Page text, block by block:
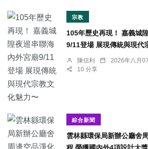
宗教
105年歷史再現！ 嘉義城
9/11登場 展現傳統與現代
陳信利 2026年八月
10 分享
綜合新聞
雲林縣環保局新辦公廳舍